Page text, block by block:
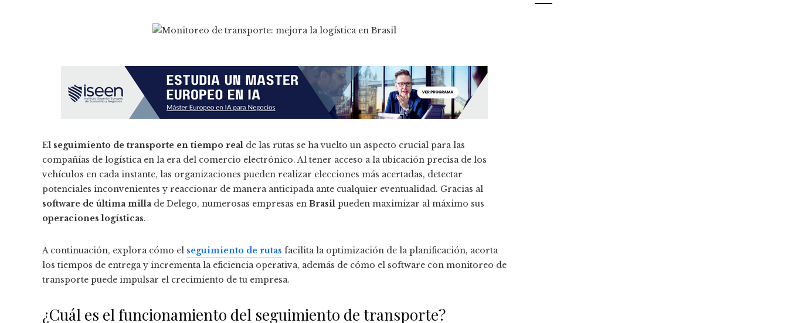
El seguimiento de transporte en tiempo real de las rutas se ha vuelto un aspecto crucial para las
compañías de logística en la era del comercio electrónico. Al tener acceso a la ubicación precisa de los
vehículos en cada instante, las organizaciones pueden realizar elecciones más acertadas, detectar
potenciales inconvenientes y reaccionar de manera anticipada ante cualquier eventualidad. Gracias al
software de última milla de Delego, numerosas empresas en Brasil pueden maximizar al máximo sus
operaciones logísticas.
A continuación, explora cómo el seguimiento de rutas facilita la optimización de la planificación, acorta
los tiempos de entrega y incrementa la eficiencia operativa, además de cómo el software con monitoreo de
transporte puede impulsar el crecimiento de tu empresa.
¿Cuál es el funcionamiento del seguimiento de transporte?